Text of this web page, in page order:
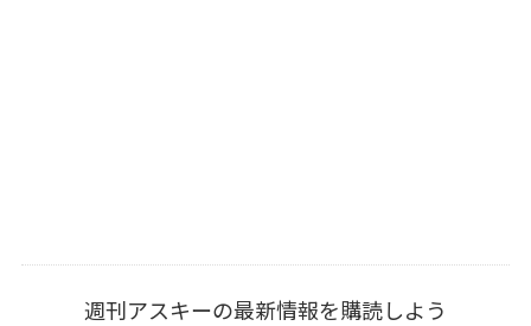
週刊アスキーの最新情報を購読しよう